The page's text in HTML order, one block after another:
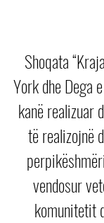
Shoqata
York dhe Dega
kanë realizuar
të realizojnë
vendosur
komunitetit